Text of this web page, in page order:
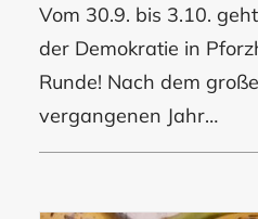
Vom 30.9. bis 3.10.
der Demokratie in
Runde! Nach dem
vergangenen Jahr…